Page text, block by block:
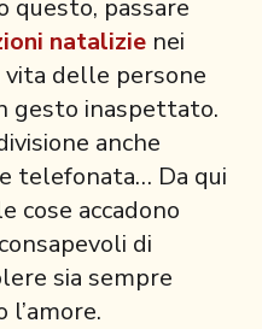
questo, passare
natalizie nei
vita delle persone
gesto inaspettato.
anche
telefonata… Da qui
cose accadono
di
sia sempre